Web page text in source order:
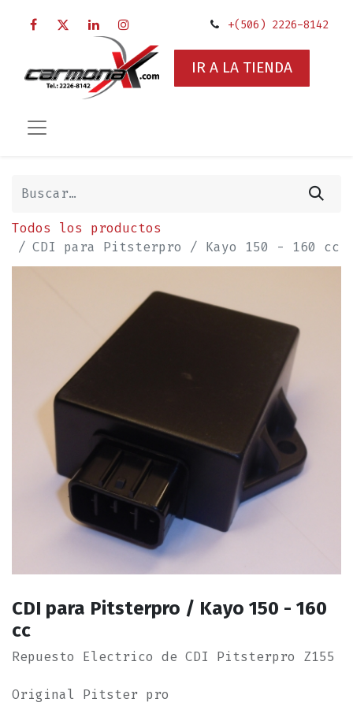
+(506) 2226-8142
IR A LA TIENDA
Todos los productos
CDI para Pitsterpro / Kayo 150 - 160 cc
CDI para Pitsterpro / Kayo 150 - 160
cc
Repuesto Electrico de CDI Pitsterpro Z155
Original Pitster pro